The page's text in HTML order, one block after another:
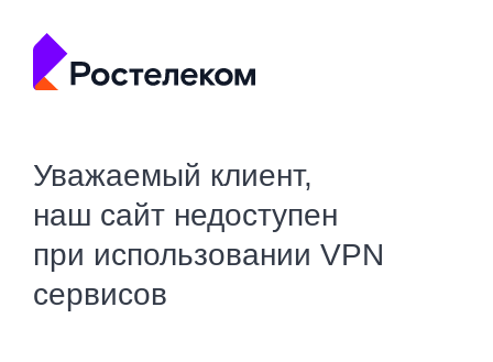
Уважаемый клиент,
наш сайт недоступен
при использовании VPN
сервисов